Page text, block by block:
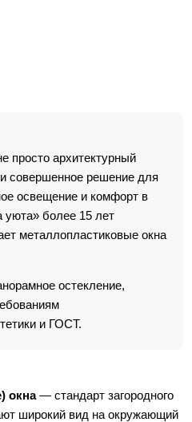
просто архитектурный
совершенное решение для
освещение и комфорт в
уюта» более 15 лет
металлопластиковые окна
остекление,
и ГОСТ.
окна— стандарт загородного
широкий вид на окружающий